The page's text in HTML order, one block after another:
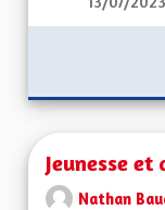
Jeunesse et
Nathan